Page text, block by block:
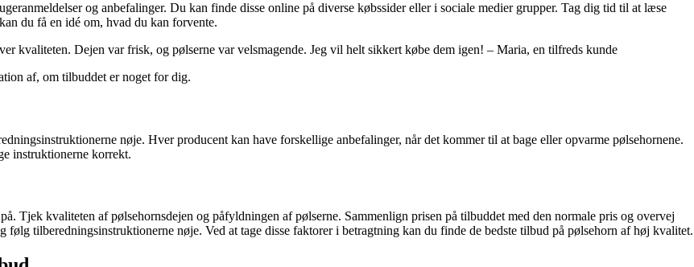
og anbefalinger. Du kan finde disse online på diverse købssider eller i sociale medier grupper. Tag dig tid til at læse
du få en idé om, hvad du kan forvente.
kvaliteten. Dejen var frisk, og pølserne var velsmagende. Jeg vil helt sikkert købe dem igen! – Maria, en tilfreds kunde
af, om tilbuddet er noget for dig.
nøje. Hver producent kan have forskellige anbefalinger, når det kommer til at bage eller opvarme pølsehornene.
instruktionerne korrekt.
Tjek kvaliteten af pølsehornsdejen og påfyldningen af pølserne. Sammenlign prisen på tilbuddet med den normale pris og overvej
tilberedningsinstruktionerne nøje. Ved at tage disse faktorer i betragtning kan du finde de bedste tilbud på pølsehorn af høj kvalitet.